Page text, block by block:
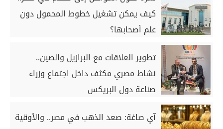
كيف يمكن تشغيل خطوط المحمول دون
علم أصحابها؟
تطوير العلاقات مع البرازيل والصين..
نشاط مصري مكثف داخل اجتماع وزراء
صناعة دول البريكس
آي صاغة: صعد الذهب في مصر.. والأوقية